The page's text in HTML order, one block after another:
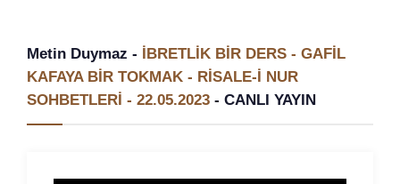
Metin Duymaz - İBRETLİK BİR DERS - GAFİL
KAFAYA BİR TOKMAK - RİSALE-İ NUR
SOHBETLERİ - 22.05.2023 - CANLI YAYIN